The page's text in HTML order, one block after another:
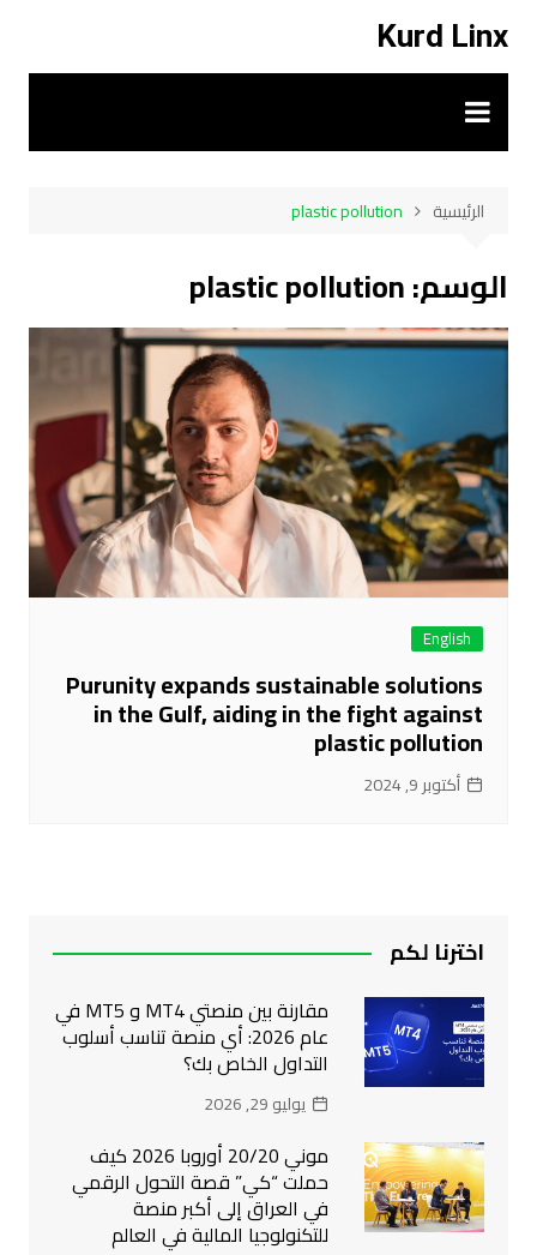
المحتوى
Kurd Linx
الرئيسية plastic pollution
الوسم:plastic pollution
English
Purunity expands sustainable solutions
in the Gulf, aiding in the fight against
plastic pollution
أكتوبر 9, 2024
اخترنا لكم
مقارنة بين منصتي MT4 و MT5 في
عام 2026: أي منصة تناسب أسلوب
التداول الخاص بك؟
يوليو 29, 2026
موني 20/20 أوروبا 2026 كيف
حملت “كي” قصة التحول الرقمي
في العراق إلى أكبر منصة
للتكنولوجيا المالية في العالم